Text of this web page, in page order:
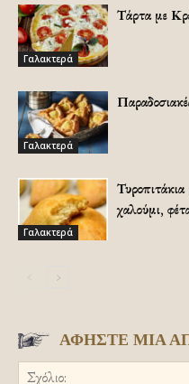
Γαλακτερά
Τάρτα με
Γαλακτερά
Γαλακτερά
χαλούμι,
ΑΦΗΣΤΕ ΜΙΑ